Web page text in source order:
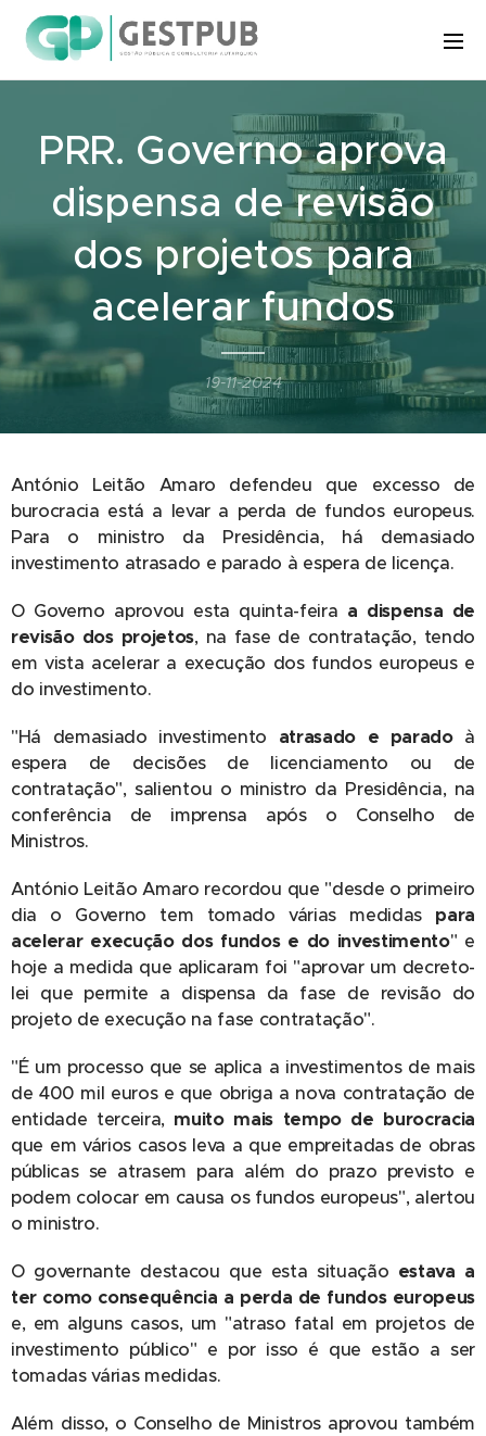
PRR. Governo aprova
dispensa de revisão
dos projetos para
acelerar fundos
19-11-2024
António Leitão Amaro defendeu que excesso de
burocracia está a levar a perda de fundos europeus.
Para o ministro da Presidência, há demasiado
investimento atrasado e parado à espera de licença.
O Governo aprovou esta quinta-feira a dispensa de
revisão dos projetos, na fase de contratação, tendo
em vista acelerar a execução dos fundos europeus e
do investimento.
"Há demasiado investimento atrasado e paradoà
espera de decisões de licenciamento ou de
contratação", salientou o ministro da Presidência, na
conferência de imprensa após o Conselho de
Ministros.
António Leitão Amaro recordou que "desde o primeiro
dia o Governo tem tomado várias medidas para
acelerar execução dos fundos e do investimento" e
hoje a medida que aplicaram foi "aprovar um decreto-
lei que permite a dispensa da fase de revisão do
projeto de execução na fase contratação".
"É um processo que se aplica a investimentos de mais
de 400 mil euros e que obriga a nova contratação de
entidade terceira, muito mais tempo de burocracia
que em vários casos leva a que empreitadas de obras
públicas se atrasem para além do prazo previsto e
podem colocar em causa os fundos europeus", alertou
o ministro.
O governante destacou que esta situação estava a
ter como consequência a perda de fundos europeus
e, em alguns casos, um "atraso fatal em projetos de
investimento público" e por isso é que estão a ser
tomadas várias medidas.
Além disso, o Conselho de Ministros aprovou também